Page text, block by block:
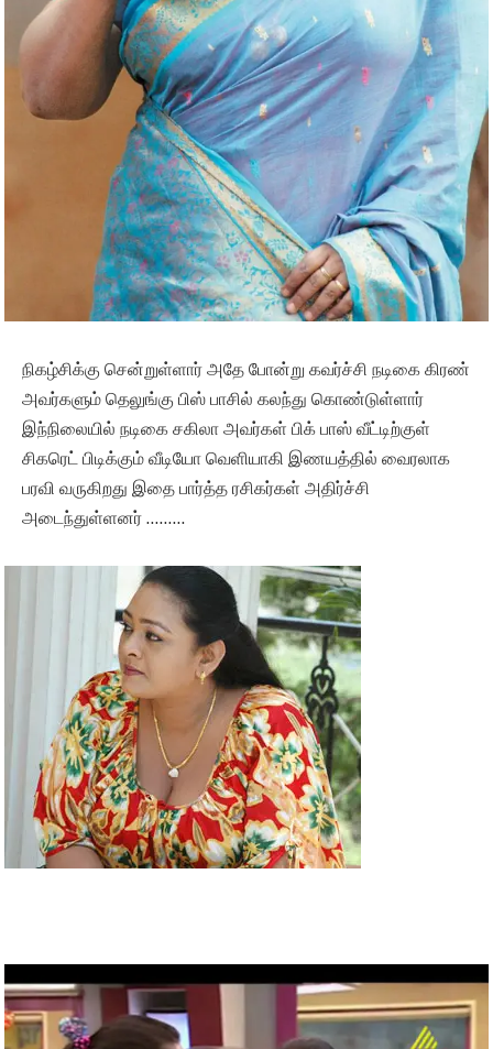
நிகழ்சிக்கு சென்றுள்ளார் அதே போன்று கவர்ச்சி நடிகை கிரண்
அவர்களும் தெலுங்கு பிஸ் பாசில் கலந்து கொண்டுள்ளார்
இந்நிலையில் நடிகை சகிலா அவர்கள் பிக் பாஸ் வீட்டிற்குள்
சிகரெட் பிடிக்கும் வீடியோ வெளியாகி இணயத்தில் வைரலாக
பரவி வருகிறது இதை பார்த்த ரசிகர்கள் அதிர்ச்சி
அடைந்துள்ளனர் ………